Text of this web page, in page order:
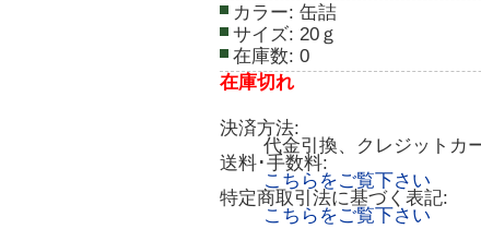
カラー: 缶詰
サイズ: 20ｇ
在庫数: 0
在庫切れ
決済方法:
代金引換、クレジットカ
送料･手数料:
こちらをご覧下さい
特定商取引法に基づく表記:
こちらをご覧下さい